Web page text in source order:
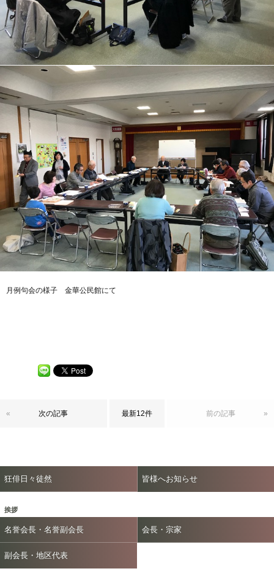
月例句会の様子 金華公民館にて
次の記事
« 最新12件 前の記事 »
狂俳日々徒然 皆様へお知らせ
挨拶
名誉会長・名誉副会長 会長・宗家
副会長・地区代表